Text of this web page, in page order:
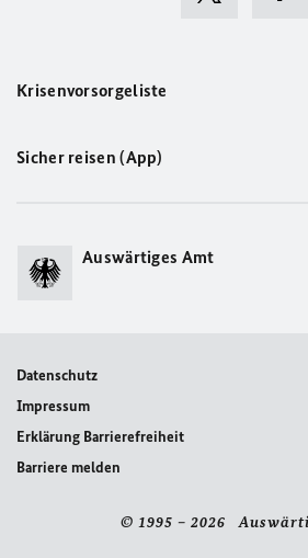
Krisenvorsorgeliste
Sicher reisen (App)
Auswärtiges Amt
Datenschutz
Impressum
Erklärung Barrierefreiheit
Barriere melden
© 1995 – 2026